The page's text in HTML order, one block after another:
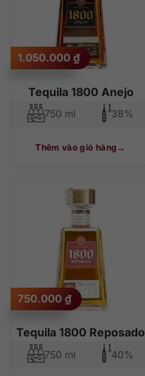
Tequila 1800 Anejo
1.050.000 ₫
750 ml 38%
Thêm vào giỏ hàng
Tequila 1800 Reposado
750.000 ₫
750 ml 40%